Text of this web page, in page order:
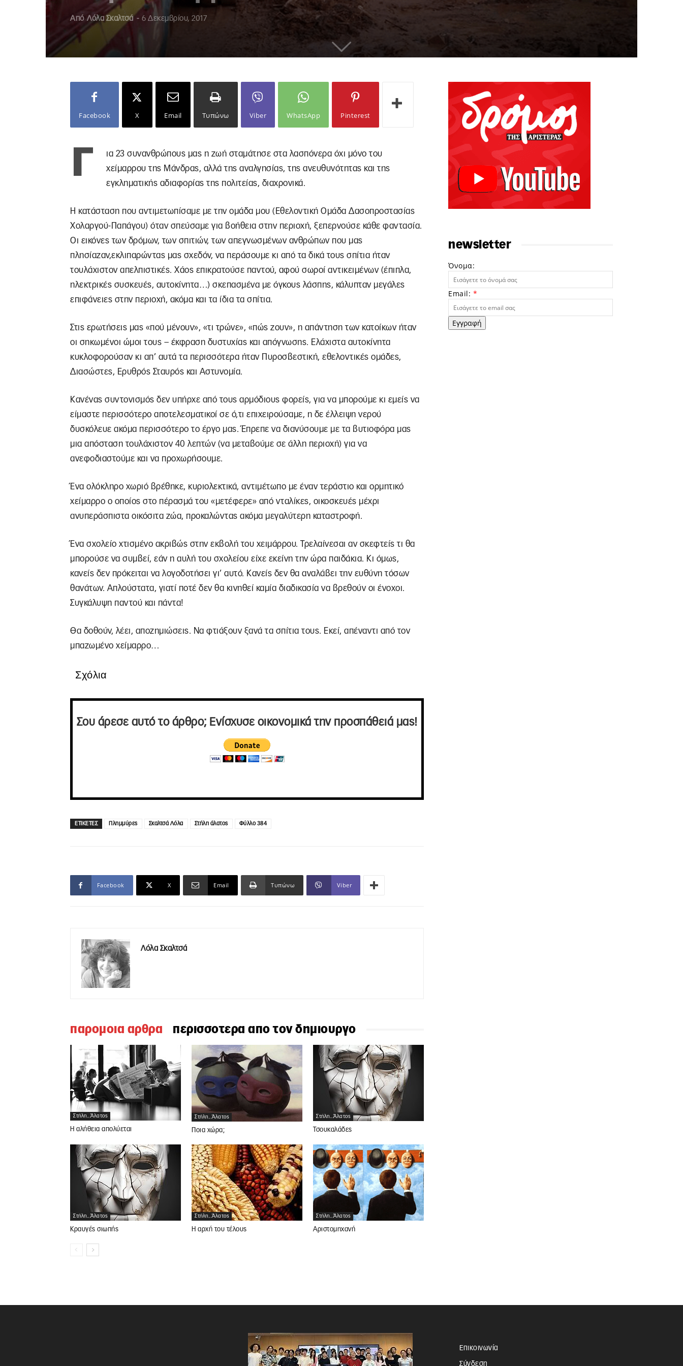
Από Λόλα Σκαλτσά - 6 Δεκεμβρίου, 2017
Facebook X Email Τυπώνω Viber WhatsApp Pinterest
Γ
ια 23 συνανθρώπους μας η ζωή σταμάτησε στα λασπόνερα όχι μόνο του
χείμαρρου της Μάνδρας, αλλά της αναλγησίας, της ανευθυνότητας και της
εγκληματικής αδιαφορίας της πολιτείας, διαχρονικά.
Η κατάσταση που αντιμετωπίσαμε με την ομάδα μου (Εθελοντική Ομάδα Δασοπροστασίας
Χολαργού-Παπάγου) όταν σπεύσαμε για βοήθεια στην περιοχή, ξεπερνούσε κάθε φαντασία.
Οι εικόνες των δρόμων, των σπιτιών, των απεγνωσμένων ανθρώπων που μας
πλησίαζαν,εκλιπαρώντας μας σχεδόν, να περάσουμε κι από τα δικά τους σπίτια ήταν
τουλάχιστον απελπιστικές. Χάος επικρατούσε παντού, αφού σωροί αντικειμένων (έπιπλα,
ηλεκτρικές συσκευές, αυτοκίνητα…) σκεπασμένα με όγκους λάσπης, κάλυπταν μεγάλες
επιφάνειες στην περιοχή, ακόμα και τα ίδια τα σπίτια.
Στις ερωτήσεις μας «πού μένουν», «τι τρώνε», «πώς ζουν», η απάντηση των κατοίκων ήταν
οι σηκωμένοι ώμοι τους – έκφραση δυστυχίας και απόγνωσης. Ελάχιστα αυτοκίνητα
κυκλοφορούσαν κι απ’ αυτά τα περισσότερα ήταν Πυροσβεστική, εθελοντικές ομάδες,
Διασώστες, Ερυθρός Σταυρός και Αστυνομία.
Κανένας συντονισμός δεν υπήρχε από τους αρμόδιους φορείς, για να μπορούμε κι εμείς να
είμαστε περισσότερο αποτελεσματικοί σε ό,τι επιχειρούσαμε, η δε έλλειψη νερού
δυσκόλευε ακόμα περισσότερο το έργο μας. Έπρεπε να διανύσουμε με τα βυτιοφόρα μας
μια απόσταση τουλάχιστον 40 λεπτών (να μεταβούμε σε άλλη περιοχή) για να
ανεφοδιαστούμε και να προχωρήσουμε.
Ένα ολόκληρο χωριό βρέθηκε, κυριολεκτικά, αντιμέτωπο με έναν τεράστιο και ορμητικό
χείμαρρο ο οποίος στο πέρασμά του «μετέφερε» από νταλίκες, οικοσκευές μέχρι
ανυπεράσπιστα οικόσιτα ζώα, προκαλώντας ακόμα μεγαλύτερη καταστροφή.
Ένα σχολείο χτισμένο ακριβώς στην εκβολή του χειμάρρου. Τρελαίνεσαι αν σκεφτείς τι θα
μπορούσε να συμβεί, εάν η αυλή του σχολείου είχε εκείνη την ώρα παιδάκια. Κι όμως,
κανείς δεν πρόκειται να λογοδοτήσει γι’ αυτό. Κανείς δεν θα αναλάβει την ευθύνη τόσων
θανάτων. Απλούστατα, γιατί ποτέ δεν θα κινηθεί καμία διαδικασία να βρεθούν οι ένοχοι.
Συγκάλυψη παντού και πάντα!
Θα δοθούν, λέει, αποζημιώσεις. Να φτιάξουν ξανά τα σπίτια τους. Εκεί, απέναντι από τον
μπαζωμένο χείμαρρο…
Σχόλια
Σου άρεσε αυτό το άρθρο; Ενίσχυσε οικονομικά την προσπάθειά μας!
ΕΤΙΚΕΤΕΣ Πλημμύρες Σκαλτσά Λόλα Στήλη άλατος Φύλλο 384
Facebook X Email Τυπώνω Viber
Λόλα Σκαλτσά
παρομοια αρθρα περισσοτερα απο τον δημιουργο
Στήλη...άλατος
Η αλήθεια απολύεται
Στήλη...άλατος
Ποια χώρα;
Στήλη...άλατος
Τσουκαλάδες
Στήλη...άλατος
Κραυγές σιωπής
Στήλη...άλατος
Η αρχή του τέλους
Στήλη...άλατος
Αριστομηχανή
newsletter
Όνομα:
Email: *
Εγγραφή
Επικοινωνία
Σύνδεση